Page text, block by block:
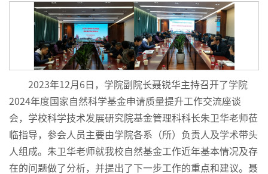
2023年12月6日，学院副院长聂锐华主持召开了学院
2024年度国家自然科学基金申请质量提升工作交流座谈
会，学校科学技术发展研究院基金管理科科长朱卫华老师莅
临指导，参会人员主要由学院各系（所）负责人及学术带头
人组成。朱卫华老师就我校自然基金工作近年基本情况及存
在的问题做了分析，并提出了下一步工作的重点和建议。聂